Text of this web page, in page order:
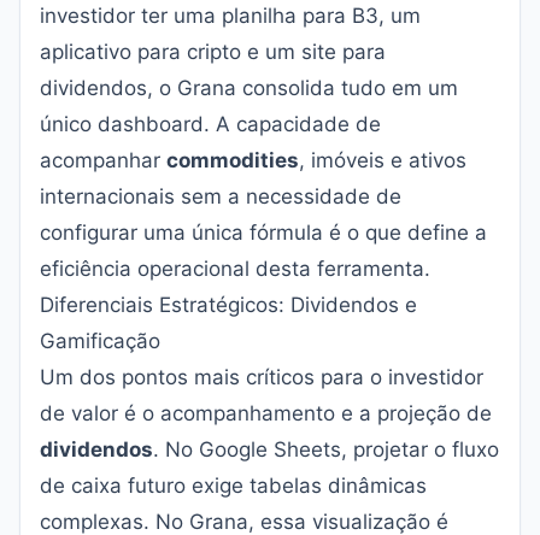
investidor ter uma planilha para B3, um
aplicativo para cripto e um site para
dividendos, o Grana consolida tudo em um
único dashboard. A capacidade de
acompanhar commodities, imóveis e ativos
internacionais sem a necessidade de
configurar uma única fórmula é o que define a
eficiência operacional desta ferramenta.
Diferenciais Estratégicos: Dividendos e
Gamificação
Um dos pontos mais críticos para o investidor
de valor é o acompanhamento e a projeção de
dividendos. No Google Sheets, projetar o fluxo
de caixa futuro exige tabelas dinâmicas
complexas. No Grana, essa visualização é